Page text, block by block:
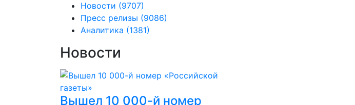
Новости (9707)
Пресс релизы (9086)
Аналитика (1381)
Новости
Вышел 10 000-й номер